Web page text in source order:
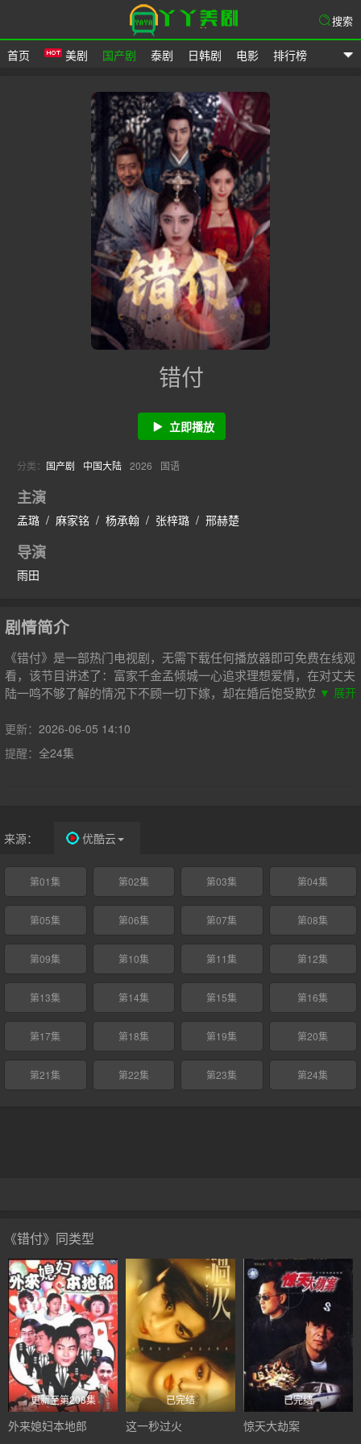
首页 美剧 国产剧 泰剧 日韩剧 电影 排行榜
搜索
错付
立即播放
分类： 国产剧 中国大陆 2026 国语
主演
孟璐 / 麻家铭 / 杨承翰 / 张梓璐 / 邢赫楚
导演
雨田
剧情简介
《错付》是一部热门电视剧，无需下载任何播放器即可免费在线观
看，该节目讲述了：富家千金孟倾城一心追求理想爱情，在对丈夫
陆一鸣不够了解的情况下不顾一切下嫁，却在婚后饱受欺负迫害，
的鼓励和帮助下重拾信心，忍辱负重归来逆袭，用智慧和勇气严惩
渣男的故事。
▼ 展开
更新： 2026-06-05 14:10
提醒： 全24集
来源： 优酷云
第01集 第02集 第03集 第04集
第05集 第06集 第07集 第08集
第09集 第10集 第11集 第12集
第13集 第14集 第15集 第16集
第17集 第18集 第19集 第20集
第21集 第22集 第23集 第24集
《错付》同类型
更新至第208集
外来媳妇本地郎
已完结
这一秒过火
已完结
惊天大劫案